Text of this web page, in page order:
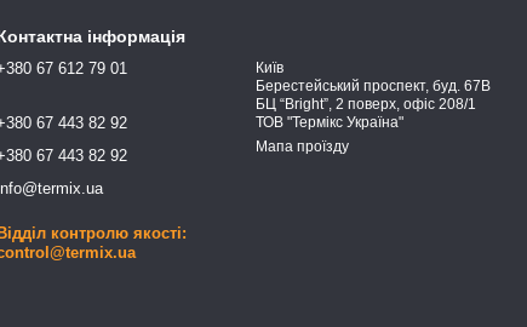
інформація
67 612 79 01
67 443 82 92
67 443 82 92
Відділ контролю якості:
Київ
Берестейський проспект, буд. 67В
БЦ “Bright”, 2 поверх, офіс 208/1
ТОВ "Термікс Україна"
Мапа проїзду